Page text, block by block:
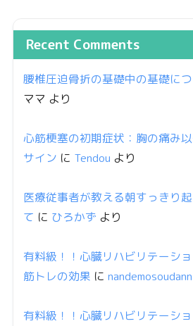
Recent Comments
腰椎圧迫骨折の基礎中の基礎に
ママ より
心筋梗塞の初期症状：胸の痛み
サイン に Tendou より
医療従事者が教える朝すっきり
て に ひろかず より
有料級！！心臓リハビリテーシ
筋トレの効果 に nandemosoudann
有料級！！心臓リハビリテーシ